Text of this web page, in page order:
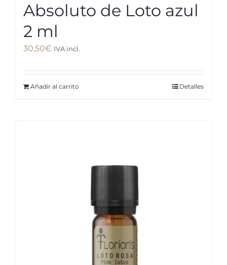
Absoluto de Loto azul
2 ml
30,50€ IVA incl.
Añadir al carrito Detalles